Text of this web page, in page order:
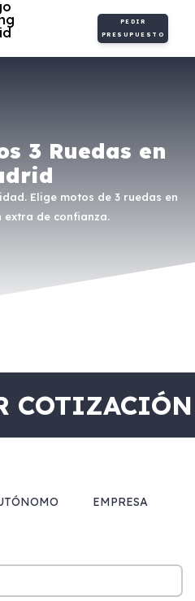
PEDIR
PRESUPUESTO
3 Ruedas en
Elige motos de 3 ruedas en
extra de confianza.
COTIZACIÓN
EMPRESA